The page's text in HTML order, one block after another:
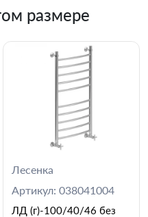
размере
Лесенка
Артикул: 038041004
ЛД (г)-100/40/46 без